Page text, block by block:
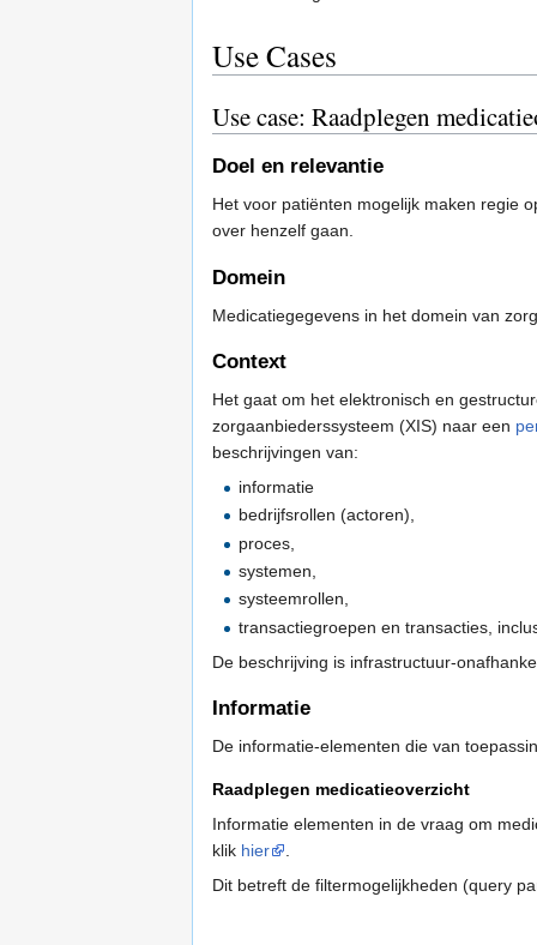
Use Cases
Use case: Raadplegen
Doel en relevantie
Het voor patiënten mogelijk maken regie
over henzelf gaan.
Domein
Medicatiegegevens in het domein van
Context
Het gaat om het elektronisch en
zorgaanbiederssysteem (XIS) naar een
beschrijvingen van:
informatie
bedrijfsrollen (actoren),
proces,
systemen,
systeemrollen,
transactiegroepen en transacties,
De beschrijving is infrastructuur-
Informatie
De informatie-elementen die van
Raadplegen medicatieoverzicht
Informatie elementen in de vraag om
klik hier
.
Dit betreft de filtermogelijkheden (query